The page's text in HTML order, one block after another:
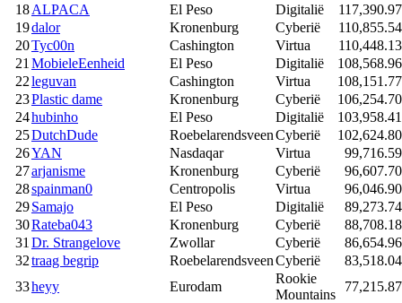
18ALPACA El Peso Digitalië
117,390.97
19dalor Kronenburg Cyberië
110,855.54
20Tyc00n Cashington Virtua
110,448.13
21 MobieleEenheid El Peso Digitalië
108,568.96
22leguvan Cashington Virtua
108,151.77
23Plastic dame Kronenburg Cyberië
106,254.70
24hubinho El Peso Digitalië
103,958.41
25DutchDude RoebelarendsveenCyberië
102,624.80
26YAN Nasdaqar Virtua
99,716.59
27arjanisme Kronenburg Cyberië
96,607.70
28spainman0 Centropolis Virtua
96,046.90
29Samajo El Peso Digitalië
89,273.74
30Rateba043 Kronenburg Cyberië
88,708.18
31 Dr. Strangelove Zwollar Cyberië
86,654.96
32traag begrip RoebelarendsveenCyberië
83,518.04
33heyy Eurodam
Rookie
Mountains
77,215.87